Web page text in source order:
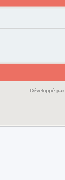
Développé par